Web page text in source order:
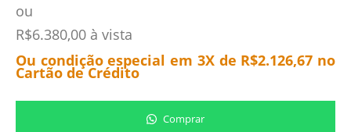
ou
R$6.380,00 à vista
Ou condição especial em 3X de R$2.126,67 no
Cartão de Crédito
Comprar